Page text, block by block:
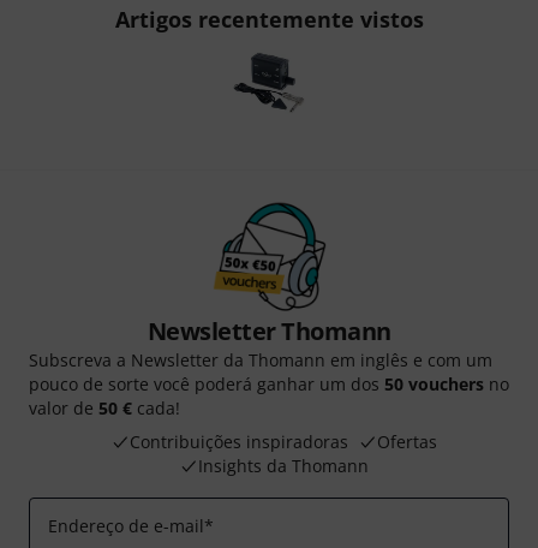
Artigos recentemente vistos
Newsletter Thomann
Subscreva a Newsletter da Thomann em inglês e com um
pouco de sorte você poderá ganhar um dos 50 vouchers no
valor de 50 € cada!
Contribuições inspiradoras
Ofertas
Insights da Thomann
Endereço de e-mail*